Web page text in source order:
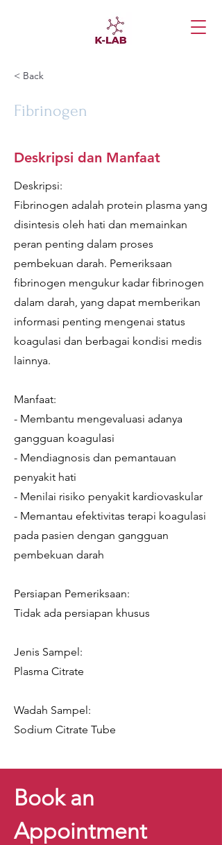
< Back
Fibrinogen
Deskripsi dan Manfaat
Deskripsi:
Fibrinogen adalah protein plasma yang
disintesis oleh hati dan memainkan
peran penting dalam proses
pembekuan darah. Pemeriksaan
fibrinogen mengukur kadar fibrinogen
dalam darah, yang dapat memberikan
informasi penting mengenai status
koagulasi dan berbagai kondisi medis
lainnya.
Manfaat:
- Membantu mengevaluasi adanya
gangguan koagulasi
- Mendiagnosis dan pemantauan
penyakit hati
- Menilai risiko penyakit kardiovaskular
- Memantau efektivitas terapi koagulasi
pada pasien dengan gangguan
pembekuan darah
Persiapan Pemeriksaan:
Tidak ada persiapan khusus
Jenis Sampel:
Plasma Citrate
Wadah Sampel:
Sodium Citrate Tube
Book an
Appointment